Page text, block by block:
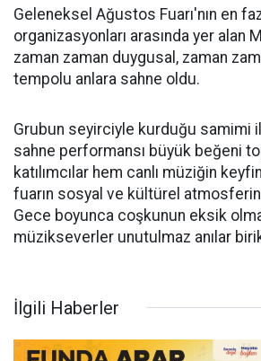
Geleneksel Ağustos Fuarı'nın en
organizasyonları arasında yer alan
zaman zaman duygusal, zaman
tempolu anlara sahne oldu.
Grubun seyirciyle kurduğu samimi
sahne performansı büyük beğeni
katılımcılar hem canlı müziğin
fuarın sosyal ve kültürel atmosferini
Gece boyunca coşkunun eksik
müzikseverler unutulmaz anılar
İlgili Haberler